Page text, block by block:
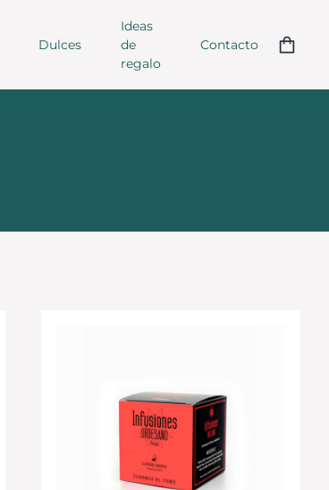
Dulces
Ideas
de
regalo
Contacto